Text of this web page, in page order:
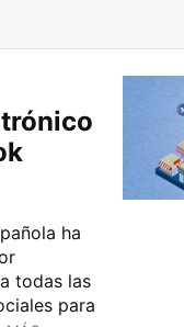
ha
todas las
para